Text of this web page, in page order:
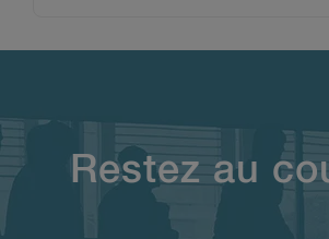
Restez au